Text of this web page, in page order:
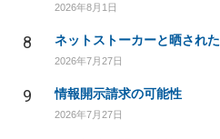
2026年8月1日
8 ネットストーカーと晒された
2026年7月27日
9 情報開示請求の可能性
2026年7月27日